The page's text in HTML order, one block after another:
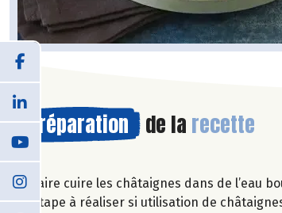
Préparation de la recette
Faire cuire les châtaignes dans de
Étape à réaliser si utilisation de